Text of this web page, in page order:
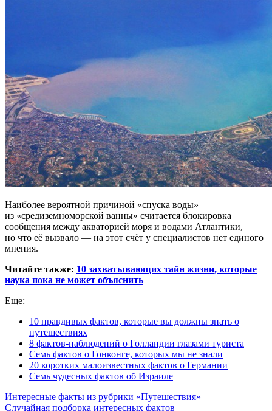
Наиболее вероятной причиной «спуска воды»
из «средиземноморской ванны» считается блокировка
сообщения между акваторией моря и водами Атлантики,
но что её вызвало — на этот счёт у специалистов нет единого
мнения.
Читайте также: 10 захватывающих тайн жизни, которые
наука пока не может объяснить
Еще:
10 правдивых фактов, которые вы должны знать о
путешествиях
8 фактов-наблюдений о Голландии глазами туриста
Семь фактов о Гонконге, которых мы не знали
20 коротких малоизвестных фактов о Германии
Семь чудесных фактов об Израиле
Интересные факты из рубрики «Путешествия»
Случайная подборка интересных фактов